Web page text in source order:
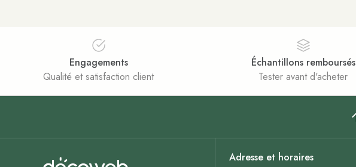
Engagements
Qualité et satisfaction client
Échantillons remboursés
Tester avant d'acheter
Adresse et horaires